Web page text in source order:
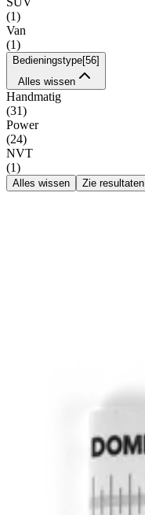
(1)
Van
(1)
Bedieningstype[56]
Alles wissen
Handmatig
(31)
Power
(24)
NVT
(1)
Alles wissen Zie resultaten